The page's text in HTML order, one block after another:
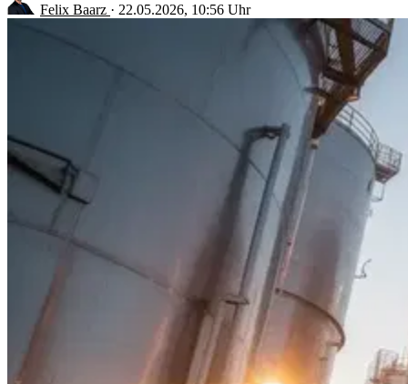
Felix Baarz · 22.05.2026, 10:56 Uhr